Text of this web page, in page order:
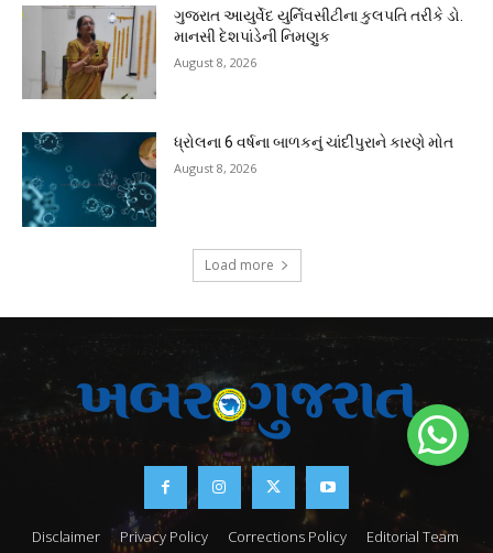
ગુજરાત આયુર્વેદ યુર્નિવસીટીના કુલપતિ તરીકે ડો.
માનસી દેશપાંડેની નિમણુક
August 8, 2026
ધ્રોલના 6 વર્ષના બાળકનું ચાંદીપુરાને કારણે મોત
August 8, 2026
Load more
Disclaimer Privacy Policy Corrections Policy Editorial Team